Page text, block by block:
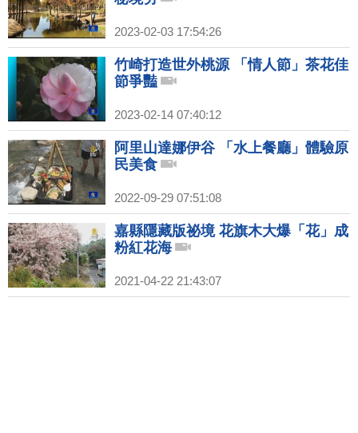
2023-02-03 17:54:26
竹崎打造世外桃源 「情人節」茶花佳
節爭豔
2023-02-14 07:40:12
阿里山達娜伊谷 「水上餐廳」體驗原
民美食
2022-09-29 07:51:08
嘉縣隱藏版祕境 花旗木大爆「花」成
粉紅花海
2021-04-22 21:43:07